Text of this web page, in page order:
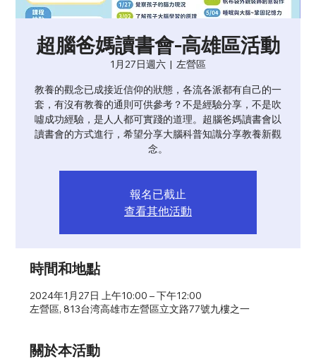
超腦爸媽讀書會-高雄區活動
1月27日週六
  |
左營區
教養的觀念已成接近信仰的狀態，各流各派都有自己的一
套，有沒有教養的通則可供參考？不是經驗分享，不是吹
噓成功經驗，是人人都可實踐的道理。超腦爸媽讀書會以
讀書會的方式進行，希望分享大腦科普知識分享教養新觀
念。
報名已截止
查看其他活動
時間和地點
2024年1月27日 上午10:00 – 下午12:00
左營區, 813台湾高雄市左營區立文路77號九樓之一
關於本活動